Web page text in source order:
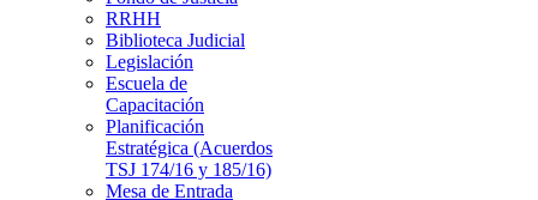
RRHH
Biblioteca Judicial
Legislación
Escuela de
Capacitación
Planificación
Estratégica (Acuerdos
TSJ 174/16 y 185/16)
Mesa de Entrada